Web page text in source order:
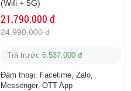
(Wifi + 5G)
21.790.000 đ
24.990.000 đ
Trả trước 6.537.000 đ
Đàm thoại: Facetime, Zalo,
Messenger, OTT App